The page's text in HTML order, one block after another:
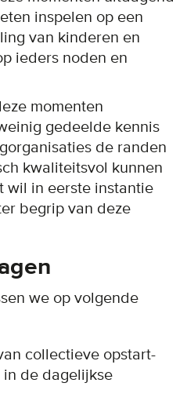
inspelen op een
van kinderen en
ieders noden en
momenten
gedeelde kennis
de randen
kwaliteitsvol kunnen
wil in eerste instantie
begrip van deze
we op volgende
collectieve opstart-
de dagelijkse